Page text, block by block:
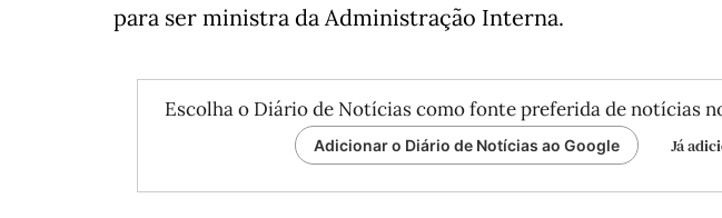
para ser ministra da Administração Interna.
Escolha o Diário de Notícias como fonte preferida de notícias
Adicionar o Diário de Notícias ao Google Já